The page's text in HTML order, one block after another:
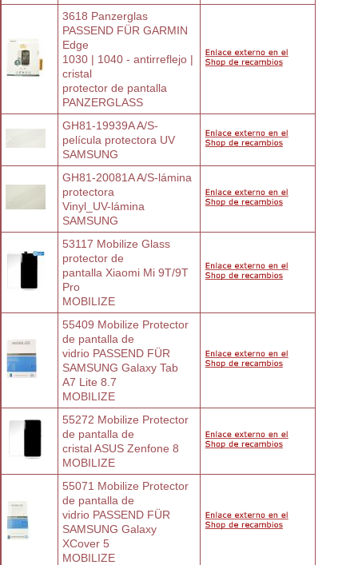
3618 Panzerglas
PASSEND FÜR GARMIN
Edge
1030 | 1040 - antirreflejo |
cristal
protector de pantalla
PANZERGLASS
GH81-19939A A/S-
película protectora UV
SAMSUNG
GH81-20081A A/S-lámina
protectora
Vinyl_UV-lámina
SAMSUNG
53117 Mobilize Glass
protector de
pantalla Xiaomi Mi 9T/9T
Pro
MOBILIZE
55409 Mobilize Protector
de pantalla de
vidrio PASSEND FÜR
SAMSUNG Galaxy Tab
A7 Lite 8.7
MOBILIZE
55272 Mobilize Protector
de pantalla de
cristal ASUS Zenfone 8
MOBILIZE
55071 Mobilize Protector
de pantalla de
vidrio PASSEND FÜR
SAMSUNG Galaxy
XCover 5
MOBILIZE